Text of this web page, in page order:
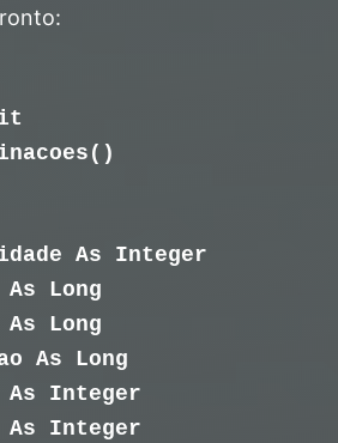
As Integer
Long
Long
As Long
Integer
Integer